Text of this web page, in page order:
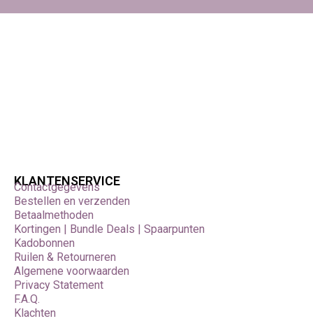
KLANTENSERVICE
Contactgegevens
Bestellen en verzenden
Betaalmethoden
Kortingen | Bundle Deals | Spaarpunten
Kadobonnen
Ruilen & Retourneren
Algemene voorwaarden
Privacy Statement
F.A.Q.
Klachten